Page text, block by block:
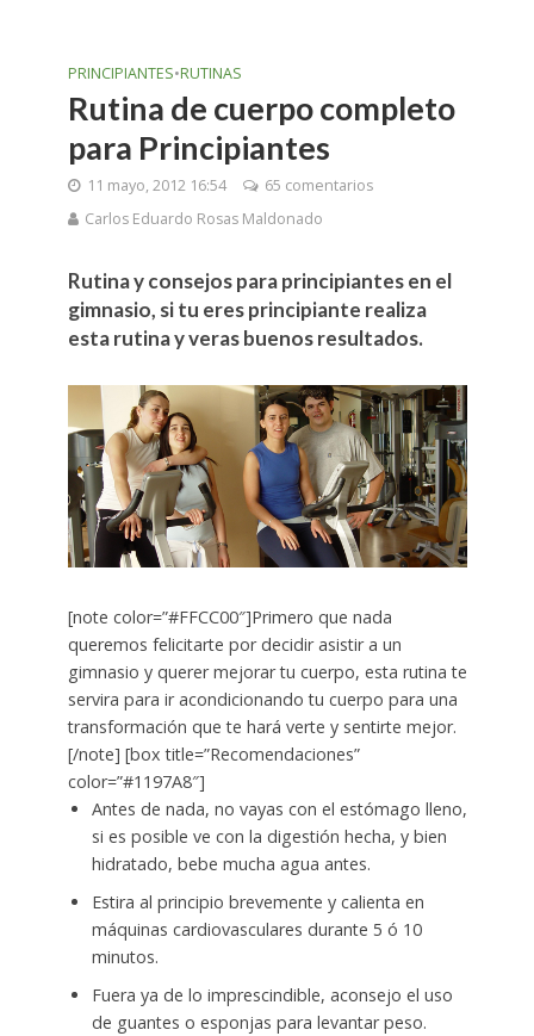
PRINCIPIANTES•RUTINAS
Rutina de cuerpo completo
para Principiantes
11 mayo, 2012 16:54
65 comentarios
Carlos Eduardo Rosas Maldonado
Rutina y consejos para principiantes en el
gimnasio, si tu eres principiante realiza
esta rutina y veras buenos resultados.
[note color=”#FFCC00″]Primero que nada
queremos felicitarte por decidir asistir a un
gimnasio y querer mejorar tu cuerpo, esta rutina te
servira para ir acondicionando tu cuerpo para una
transformación que te hará verte y sentirte mejor.
[/note] [box title=”Recomendaciones”
color=”#1197A8″]
Antes de nada, no vayas con el estómago lleno,
si es posible ve con la digestión hecha, y bien
hidratado, bebe mucha agua antes.
Estira al principio brevemente y calienta en
máquinas cardiovasculares durante 5 ó 10
minutos.
Fuera ya de lo imprescindible, aconsejo el uso
de guantes o esponjas para levantar peso.